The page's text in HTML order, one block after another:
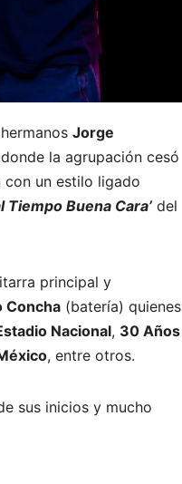
Jorge
la agrupación cesó
con un estilo ligado
Tiempo Buena Cara’ del
principal y
Concha (batería) quienes
Nacional, 30 Años
, entre otros.
sus inicios y mucho